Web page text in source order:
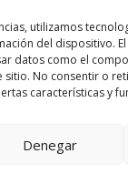
utilizamos
del dispositivo.
datos como el
sitio. No consentir o
características y
Denegar